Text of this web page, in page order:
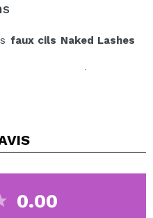
faux cils Naked Lashes
et longueur à vos cils,
regard et mettra la
essayés !
0.00